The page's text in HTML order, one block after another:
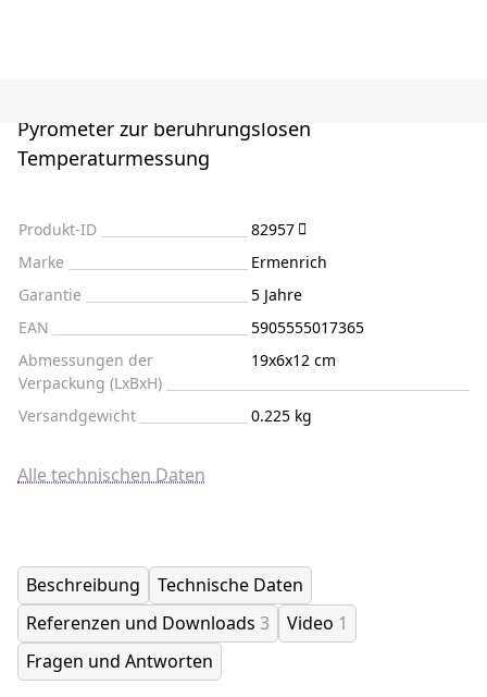
Pyrometer zur berührungslosen
Temperaturmessung
Produkt-ID
82957
Marke
Ermenrich
Garantie
5 Jahre
EAN
5905555017365
Abmessungen der
Verpackung (LxBxH)
19x6x12 cm
Versandgewicht 0.225 kg
Alle technischen Daten
Beschreibung
Technische Daten
Referenzen und Downloads 3 Video 1
Fragen und Antworten